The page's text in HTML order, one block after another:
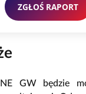
ZGŁOŚ RAPORT
GW będzie